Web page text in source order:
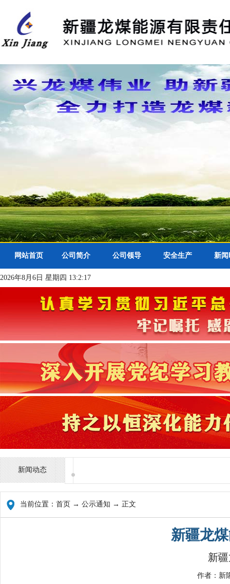
网站首页 公司简介 公司领导 安全生产 新
2026年8月6日 星期四 13:2:18
新闻动态
当前位置： 首页 → 公示通知 → 正文
新疆龙
新
作者：新